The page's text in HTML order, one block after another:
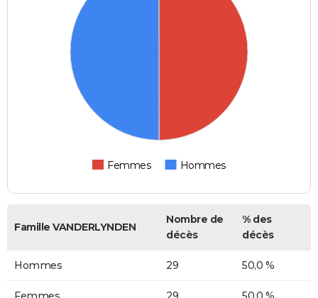
Femmes Hommes
Famille VANDERLYNDEN
Nombre de
décès
% des
décès
Hommes 29 50,0 %